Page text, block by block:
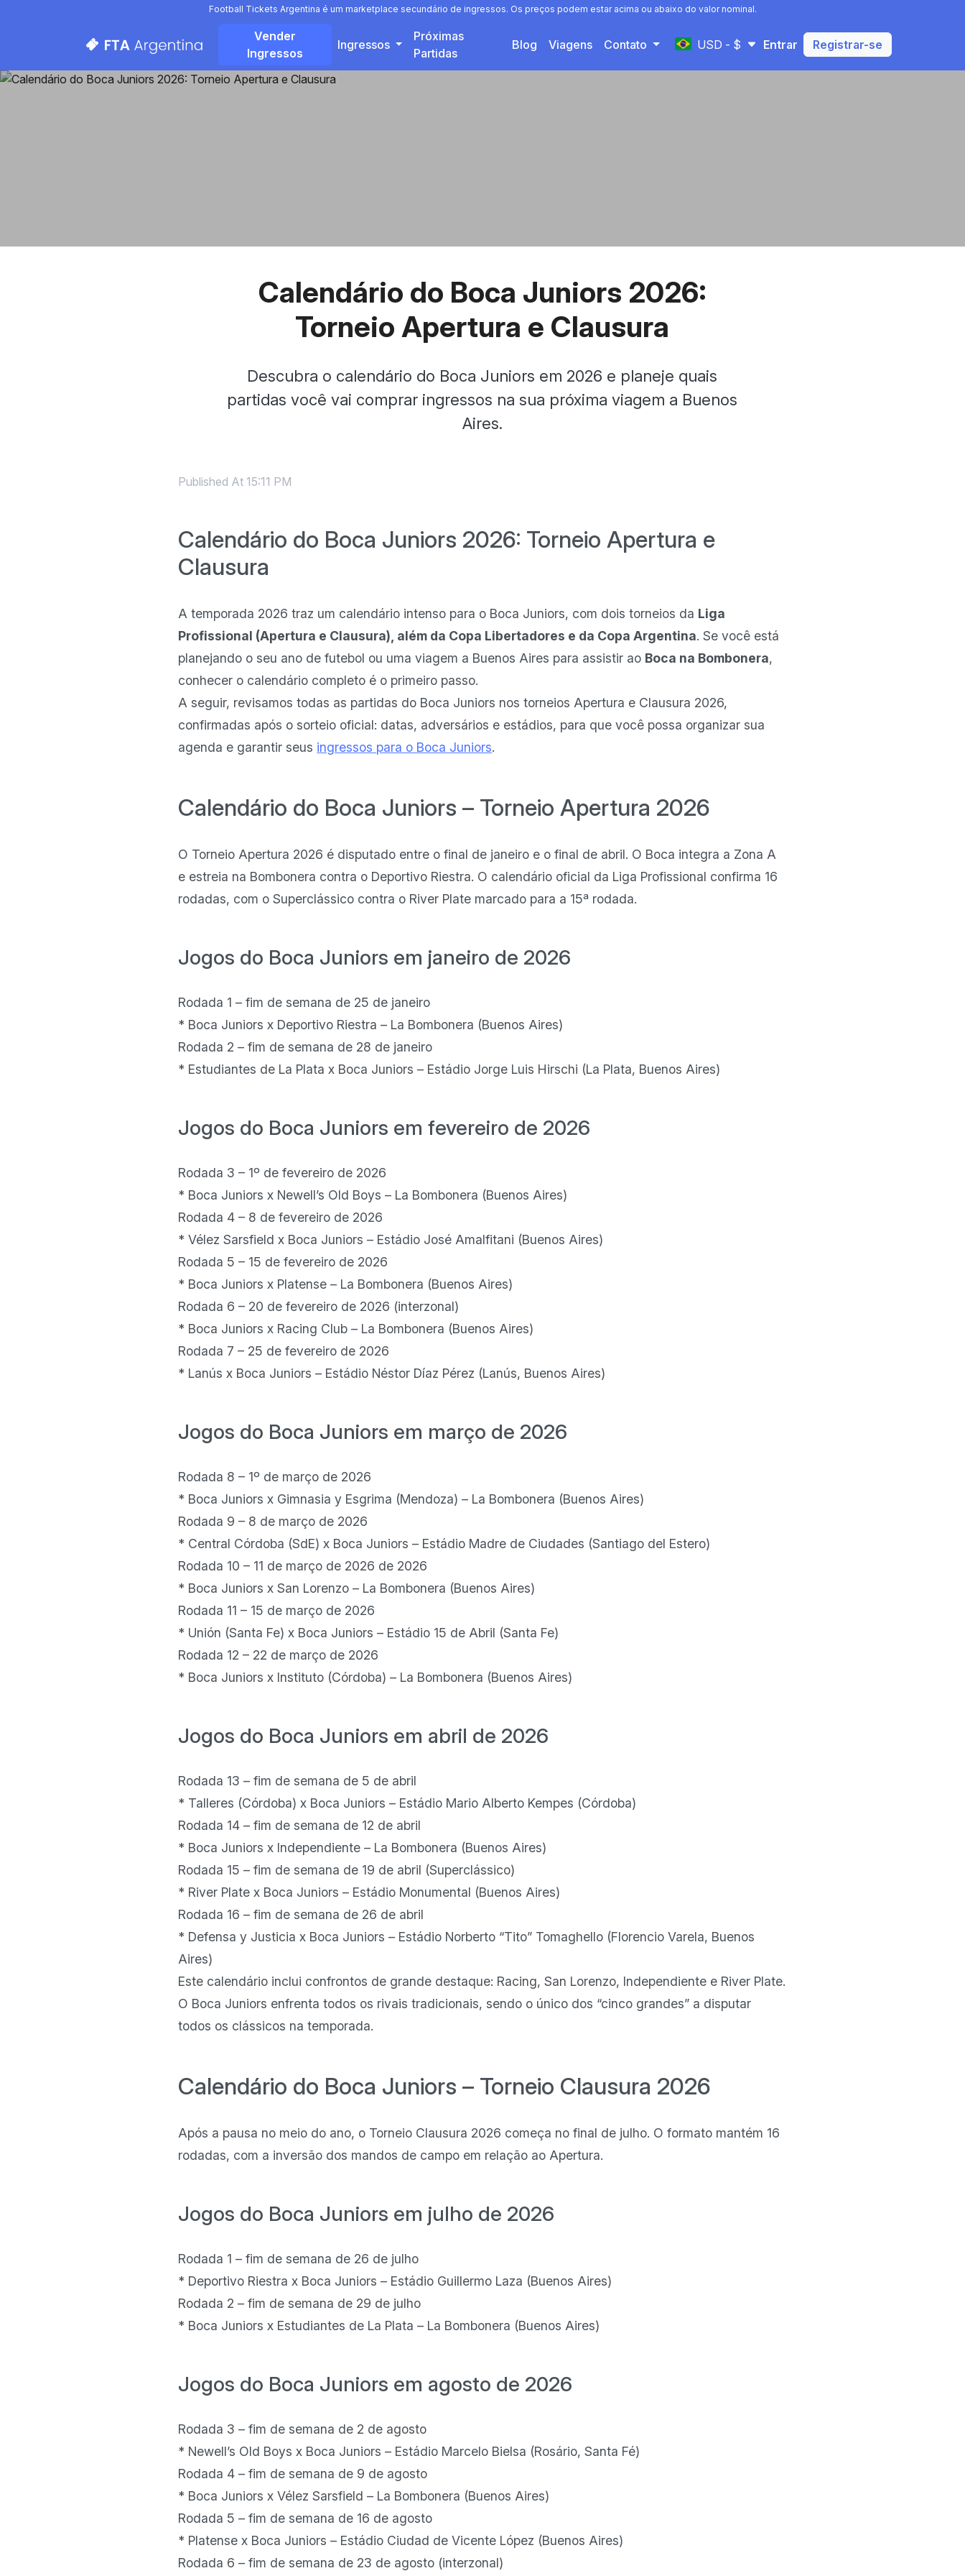
Football Tickets Argentina é um marketplace secundário de ingressos. Os preços podem estar acima ou abaixo do valor nominal.
Vender
Ingressos
Ingressos
Próximas
Partidas
Blog Viagens Contato USD - $ Entrar Registrar-se
Calendário do Boca Juniors 2026:
Torneio Apertura e Clausura
Descubra o calendário do Boca Juniors em 2026 e planeje quais
partidas você vai comprar ingressos na sua próxima viagem a Buenos
Aires.
Published At 15:11 PM
Calendário do Boca Juniors 2026: Torneio Apertura e
Clausura
A temporada 2026 traz um calendário intenso para o Boca Juniors, com dois torneios da Liga
Profissional (Apertura e Clausura), além da Copa Libertadores e da Copa Argentina. Se você está
planejando o seu ano de futebol ou uma viagem a Buenos Aires para assistir ao Boca na Bombonera,
conhecer o calendário completo é o primeiro passo.
A seguir, revisamos todas as partidas do Boca Juniors nos torneios Apertura e Clausura 2026,
confirmadas após o sorteio oficial: datas, adversários e estádios, para que você possa organizar sua
agenda e garantir seus ingressos para o Boca Juniors.
Calendário do Boca Juniors – Torneio Apertura 2026
O Torneio Apertura 2026 é disputado entre o final de janeiro e o final de abril. O Boca integra a Zona A
e estreia na Bombonera contra o Deportivo Riestra. O calendário oficial da Liga Profissional confirma 16
rodadas, com o Superclássico contra o River Plate marcado para a 15ª rodada.
Jogos do Boca Juniors em janeiro de 2026
Rodada 1 – fim de semana de 25 de janeiro
* Boca Juniors x Deportivo Riestra – La Bombonera (Buenos Aires)
Rodada 2 – fim de semana de 28 de janeiro
* Estudiantes de La Plata x Boca Juniors – Estádio Jorge Luis Hirschi (La Plata, Buenos Aires)
Jogos do Boca Juniors em fevereiro de 2026
Rodada 3 – 1º de fevereiro de 2026
* Boca Juniors x Newell’s Old Boys – La Bombonera (Buenos Aires)
Rodada 4 – 8 de fevereiro de 2026
* Vélez Sarsfield x Boca Juniors – Estádio José Amalfitani (Buenos Aires)
Rodada 5 – 15 de fevereiro de 2026
* Boca Juniors x Platense – La Bombonera (Buenos Aires)
Rodada 6 – 20 de fevereiro de 2026 (interzonal)
* Boca Juniors x Racing Club – La Bombonera (Buenos Aires)
Rodada 7 – 25 de fevereiro de 2026
* Lanús x Boca Juniors – Estádio Néstor Díaz Pérez (Lanús, Buenos Aires)
Jogos do Boca Juniors em março de 2026
Rodada 8 – 1º de março de 2026
* Boca Juniors x Gimnasia y Esgrima (Mendoza) – La Bombonera (Buenos Aires)
Rodada 9 – 8 de março de 2026
* Central Córdoba (SdE) x Boca Juniors – Estádio Madre de Ciudades (Santiago del Estero)
Rodada 10 – 11 de março de 2026 de 2026
* Boca Juniors x San Lorenzo – La Bombonera (Buenos Aires)
Rodada 11 – 15 de março de 2026
* Unión (Santa Fe) x Boca Juniors – Estádio 15 de Abril (Santa Fe)
Rodada 12 – 22 de março de 2026
* Boca Juniors x Instituto (Córdoba) – La Bombonera (Buenos Aires)
Jogos do Boca Juniors em abril de 2026
Rodada 13 – fim de semana de 5 de abril
* Talleres (Córdoba) x Boca Juniors – Estádio Mario Alberto Kempes (Córdoba)
Rodada 14 – fim de semana de 12 de abril
* Boca Juniors x Independiente – La Bombonera (Buenos Aires)
Rodada 15 – fim de semana de 19 de abril (Superclássico)
* River Plate x Boca Juniors – Estádio Monumental (Buenos Aires)
Rodada 16 – fim de semana de 26 de abril
* Defensa y Justicia x Boca Juniors – Estádio Norberto “Tito” Tomaghello (Florencio Varela, Buenos
Aires)
Este calendário inclui confrontos de grande destaque: Racing, San Lorenzo, Independiente e River Plate.
O Boca Juniors enfrenta todos os rivais tradicionais, sendo o único dos “cinco grandes” a disputar
todos os clássicos na temporada.
Calendário do Boca Juniors – Torneio Clausura 2026
Após a pausa no meio do ano, o Torneio Clausura 2026 começa no final de julho. O formato mantém 16
rodadas, com a inversão dos mandos de campo em relação ao Apertura.
Jogos do Boca Juniors em julho de 2026
Rodada 1 – fim de semana de 26 de julho
* Deportivo Riestra x Boca Juniors – Estádio Guillermo Laza (Buenos Aires)
Rodada 2 – fim de semana de 29 de julho
* Boca Juniors x Estudiantes de La Plata – La Bombonera (Buenos Aires)
Jogos do Boca Juniors em agosto de 2026
Rodada 3 – fim de semana de 2 de agosto
* Newell’s Old Boys x Boca Juniors – Estádio Marcelo Bielsa (Rosário, Santa Fé)
Rodada 4 – fim de semana de 9 de agosto
* Boca Juniors x Vélez Sarsfield – La Bombonera (Buenos Aires)
Rodada 5 – fim de semana de 16 de agosto
* Platense x Boca Juniors – Estádio Ciudad de Vicente López (Buenos Aires)
Rodada 6 – fim de semana de 23 de agosto (interzonal)